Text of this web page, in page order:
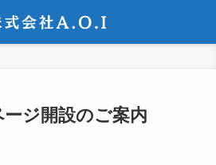
ジ開設のご案内